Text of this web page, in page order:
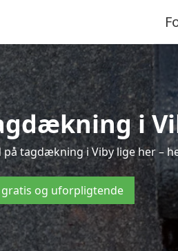
i
tagdækning i Viby lige her –
gratis og uforpligtende